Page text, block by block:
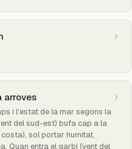
arroves
i l'estat de la mar segons la
del sud-est) bufa cap a la
sol portar humitat,
Quan entra el garbí (vent del